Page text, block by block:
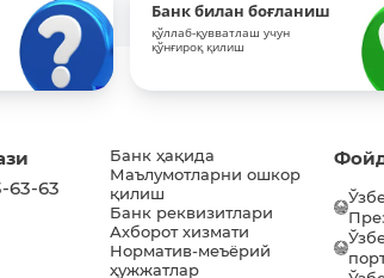
Банк билан боғланиш
қўллаб-қувватлаш учун
қўнғироқ қилиш
63-63
Банк ҳақида
Маълумотларни ошкор
қилиш
Банк реквизитлари
Ахборот хизмати
Норматив-меъёрий
ҳужжатлар